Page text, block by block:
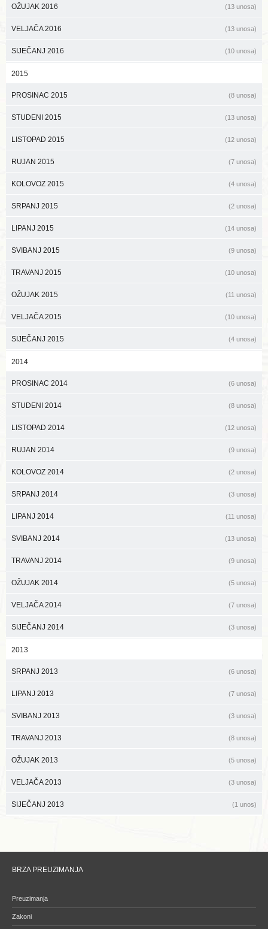
OŽUJAK 2016 (13 unosa)
VELJAČA 2016 (13 unosa)
SIJEČANJ 2016 (10 unosa)
2015
PROSINAC 2015 (8 unosa)
STUDENI 2015 (13 unosa)
LISTOPAD 2015 (12 unosa)
RUJAN 2015 (7 unosa)
KOLOVOZ 2015 (4 unosa)
SRPANJ 2015 (2 unosa)
LIPANJ 2015 (14 unosa)
SVIBANJ 2015 (9 unosa)
TRAVANJ 2015 (10 unosa)
OŽUJAK 2015 (11 unosa)
VELJAČA 2015 (10 unosa)
SIJEČANJ 2015 (4 unosa)
2014
PROSINAC 2014 (6 unosa)
STUDENI 2014 (8 unosa)
LISTOPAD 2014 (12 unosa)
RUJAN 2014 (9 unosa)
KOLOVOZ 2014 (2 unosa)
SRPANJ 2014 (3 unosa)
LIPANJ 2014 (11 unosa)
SVIBANJ 2014 (13 unosa)
TRAVANJ 2014 (9 unosa)
OŽUJAK 2014 (5 unosa)
VELJAČA 2014 (7 unosa)
SIJEČANJ 2014 (3 unosa)
2013
SRPANJ 2013 (6 unosa)
LIPANJ 2013 (7 unosa)
SVIBANJ 2013 (3 unosa)
TRAVANJ 2013 (8 unosa)
OŽUJAK 2013 (5 unosa)
VELJAČA 2013 (3 unosa)
SIJEČANJ 2013 (1 unos)
BRZA PREUZIMANJA
Preuzimanja
Zakoni